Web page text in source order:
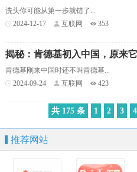
洗头你可能从第一步就错了...
2024-12-17
互联网 353
揭秘：肯德基初入中国，原来
肯德基刚来中国时还不叫肯德基...
2024-09-24
互联网 423
共 175 条 1 2 3 4
推荐网站